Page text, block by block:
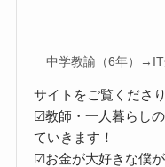
中学教諭（6年）→IT
サイトをご覧くださ
☑教師・一人暮らし
ていきます！
☑お金が大好きな僕